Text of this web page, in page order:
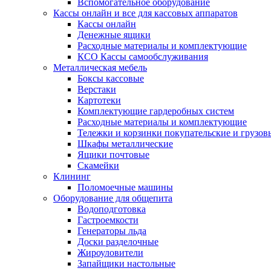
Вспомогательное оборудование
Кассы онлайн и все для кассовых аппаратов
Кассы онлайн
Денежные ящики
Расходные материалы и комплектующие
КСО Кассы самообслуживания
Металлическая мебель
Боксы кассовые
Верстаки
Картотеки
Комплектующие гардеробных систем
Расходные материалы и комплектующие
Тележки и корзинки покупательские и
Шкафы металлические
Ящики почтовые
Скамейки
Клининг
Поломоечные машины
Оборудование для общепита
Водоподготовка
Гастроемкости
Генераторы льда
Доски разделочные
Жироуловители
Запайщики настольные